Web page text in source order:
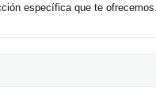
específica que te ofrecemos.